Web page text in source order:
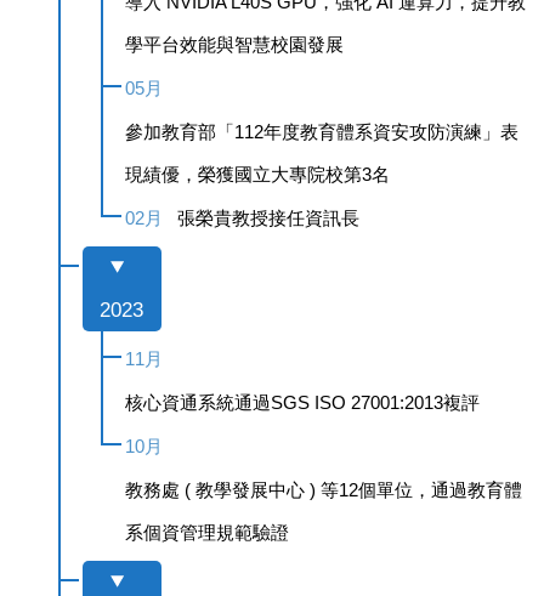
學平台效能與智慧校園發展
05月
參加教育部「112年度教育體系資安攻防演練」表
現績優，榮獲國立大專院校第3名
02月 張榮貴教授接任資訊長
2023
11月
核心資通系統通過SGS ISO 27001:2013複評
10月
教務處 ( 教學發展中心 ) 等12個單位，通過教育體
系個資管理規範驗證